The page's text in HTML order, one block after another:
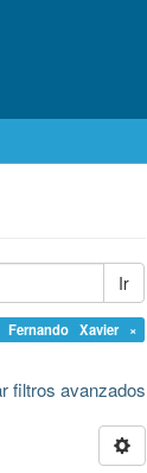
Ir
Fernando Xavier ×
filtros avanzados